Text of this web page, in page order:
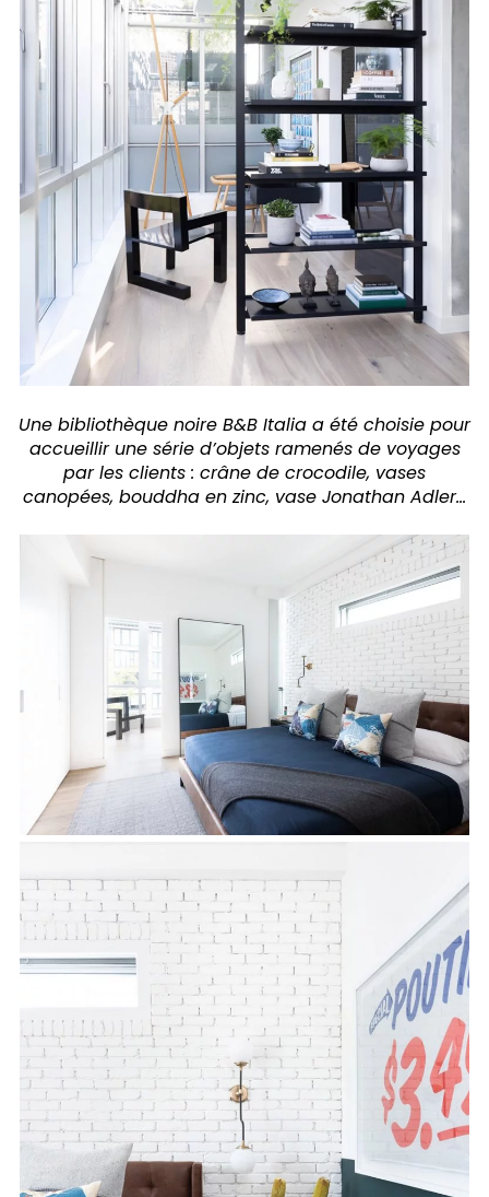
Une bibliothèque noire B&B Italia a été choisie pour
accueillir une série d’objets ramenés de voyages
par les clients : crâne de crocodile, vases
canopées, bouddha en zinc, vase Jonathan Adler…